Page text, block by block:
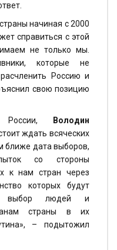
начиная с 2000
справиться с этой
не только мы.
которые не
Россию и
свою позицию
России,
Володин
ждать всяческих
ближе дата выборов,
со стороны
к нам стран через
которых будут
выбор людей и
страны в их
– подытожил